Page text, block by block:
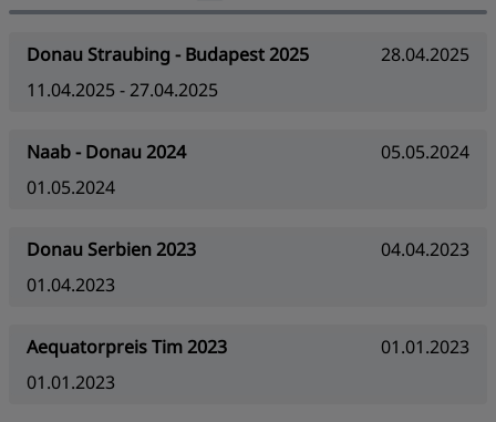
Donau Straubing - Budapest 2025
28.04.2025
11.04.2025 - 27.04.2025
Naab - Donau 2024
05.05.2024
01.05.2024
Donau Serbien 2023
04.04.2023
01.04.2023
Aequatorpreis Tim 2023
01.01.2023
01.01.2023